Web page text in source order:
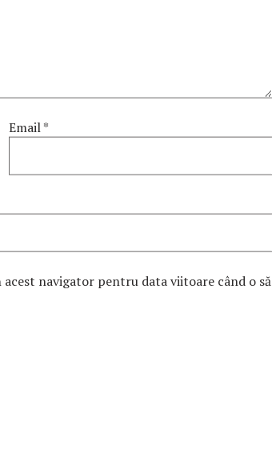
Email*
navigator pentru data viitoare când o să